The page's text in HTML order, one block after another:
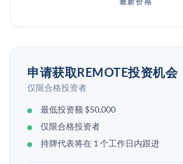
申请获取REMOTE投资机会
仅限合格投资者
最低投资额 $50,000
仅限合格投资者
持牌代表将在 1 个工作日内跟进